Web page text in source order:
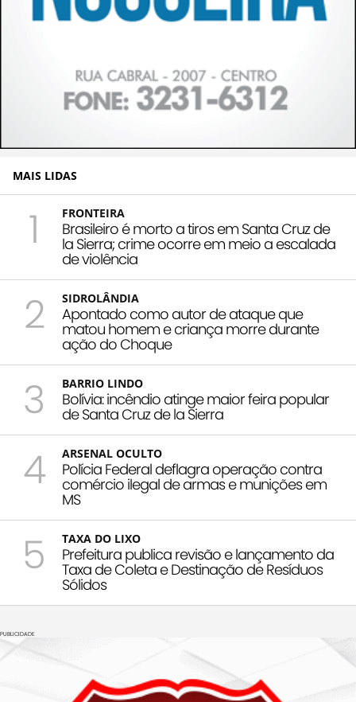
MAIS LIDAS
1 FRONTEIRA
Brasileiro é morto a tiros em Santa Cruz de
la Sierra; crime ocorre em meio a escalada
de violência
2 SIDROLÂNDIA
Apontado como autor de ataque que
matou homem e criança morre durante
ação do Choque
3 BARRIO LINDO
Bolívia: incêndio atinge maior feira popular
de Santa Cruz de la Sierra
4 ARSENAL OCULTO
Polícia Federal deflagra operação contra
comércio ilegal de armas e munições em
MS
5 TAXA DO LIXO
Prefeitura publica revisão e lançamento da
Taxa de Coleta e Destinação de Resíduos
Sólidos
PUBLICIDADE